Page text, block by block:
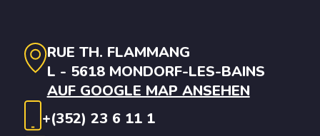
RUE TH. FLAMMANG
L - 5618 MONDORF-LES-BAINS
AUF GOOGLE MAP ANSEHEN
+(352) 23 6 11 1